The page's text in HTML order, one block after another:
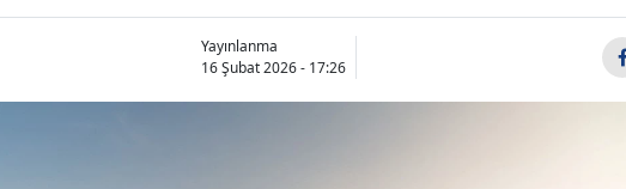
Yayınlanma
16 Şubat 2026 - 17:26